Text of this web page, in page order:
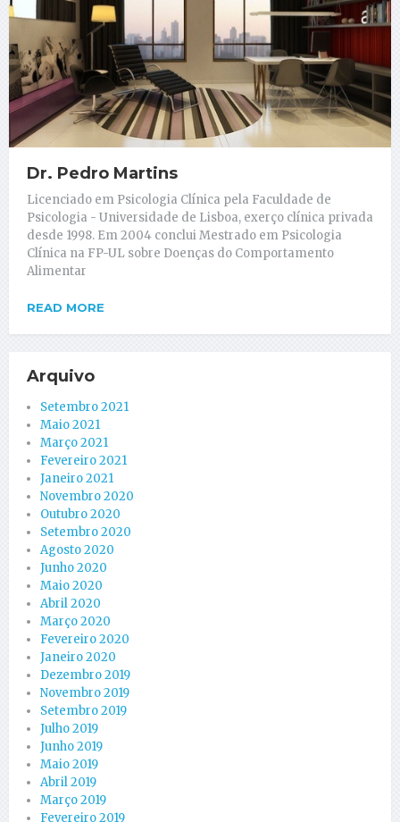
Dr. Pedro Martins
Licenciado em Psicologia Clínica pela Faculdade de
Psicologia - Universidade de Lisboa, exerço clínica privada
desde 1998. Em 2004 conclui Mestrado em Psicologia
Clínica na FP-UL sobre Doenças do Comportamento
Alimentar
READ MORE
Arquivo
Setembro 2021
Maio 2021
Março 2021
Fevereiro 2021
Janeiro 2021
Novembro 2020
Outubro 2020
Setembro 2020
Agosto 2020
Junho 2020
Maio 2020
Abril 2020
Março 2020
Fevereiro 2020
Janeiro 2020
Dezembro 2019
Novembro 2019
Setembro 2019
Julho 2019
Junho 2019
Maio 2019
Abril 2019
Março 2019
Fevereiro 2019